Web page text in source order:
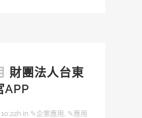
財團法人台東
APP
in ✎企業應用, ✎應用